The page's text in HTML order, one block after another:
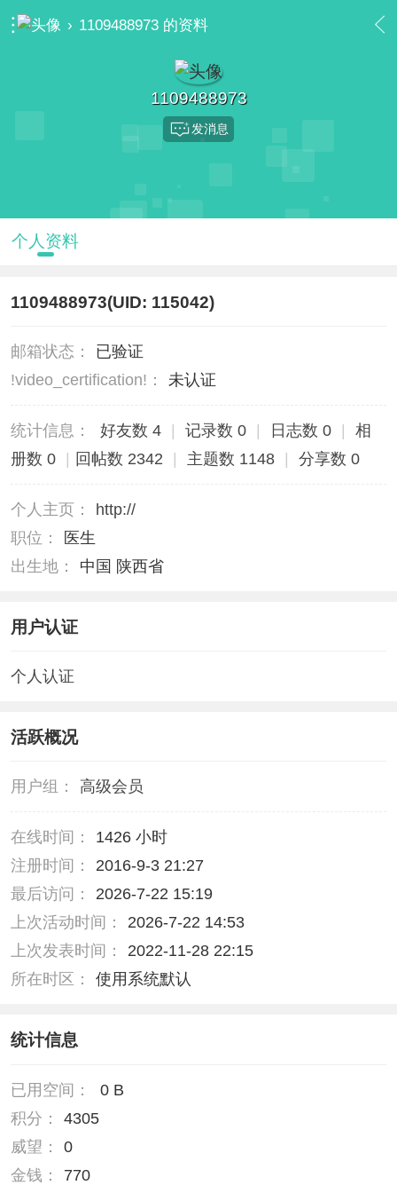
› 1109488973 的资料
1109488973
发消息
个人资料
1109488973(UID: 115042)
邮箱状态：
已验证
!video_certification!：
未认证
统计信息： 好友数 4 | 记录数 0 | 日志数 0 |
相
册数 0
| 回帖数 2342 | 主题数 1148 | 分享数 0
个人主页：
http://
职位：
医生
出生地：
中国 陕西省
用户认证
个人认证
活跃概况
用户组： 高级会员
在线时间：
1426 小时
注册时间：
2016-9-3 21:27
最后访问：
2026-7-22 15:19
上次活动时间：
2026-7-22 14:53
上次发表时间：
2022-11-28 22:15
所在时区：
使用系统默认
统计信息
已用空间：
0 B
积分：
4305
威望：
0
金钱：
770